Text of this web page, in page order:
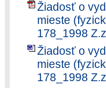
Žiadosť o
mieste
178_1998
Žiadosť o
mieste
178_1998